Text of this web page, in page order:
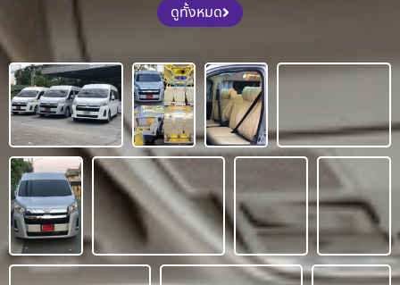
ดูทั้งหมด